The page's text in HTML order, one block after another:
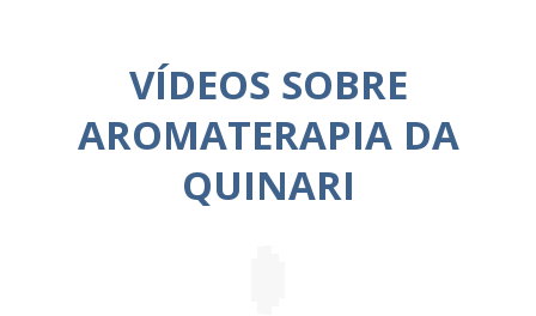
VÍDEOS SOBRE
AROMATERAPIA DA
QUINARI